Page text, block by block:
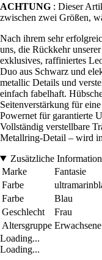
ACHTUNG : Dieser
zwischen zwei Größen,
Nach ihrem sehr
uns, die Rückkehr
exklusives, raffiniertes
Duo aus Schwarz und
metallic Details und
einfach fabelhaft.
Seitenverstärkung für
Powernet für garantierte
Vollständig verstellbare
Metallring-Detail – wird
Zusätzliche
Marke
Fantasie
Farbe
Farbe
Blau
Geschlecht
Frau
Altersgruppe Erwachsene
Loading...
Loading...